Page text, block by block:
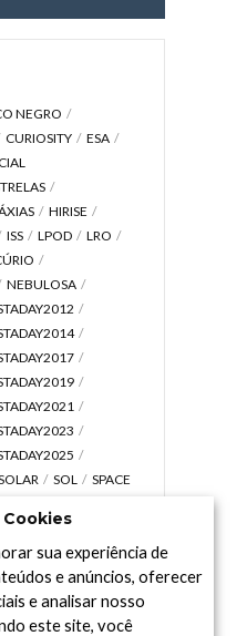
NEGRO
CURIOSITY
ESA
HIRISE
ISS LPOD
LRO
NEBULOSA
SOL
SPACE
sua experiência de
e anúncios, oferecer
e analisar nosso
este site, você